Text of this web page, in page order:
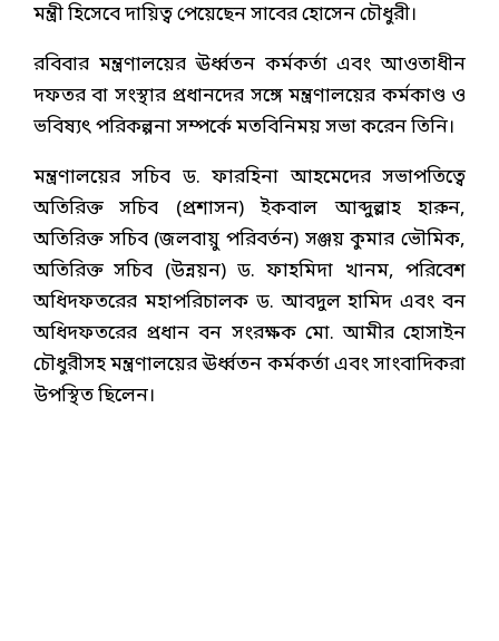
মন্ত্রী হিসেবে দায়িত্ব পেয়েছেন সাবের হোসেন চৌধুরী।
রবিবার মন্ত্রণালয়ের ঊর্ধ্বতন কর্মকর্তা এবং আওতাধীন
দফতর বা সংস্থার প্রধানদের সঙ্গে মন্ত্রণালয়ের কর্মকাণ্ড ও
ভবিষ্যৎ পরিকল্পনা সম্পর্কে মতবিনিময় সভা করেন তিনি।
মন্ত্রণালয়ের সচিব ড. ফারহিনা আহমেদের সভাপতিত্বে
অতিরিক্ত সচিব (প্রশাসন) ইকবাল আব্দুল্লাহ হারুন,
অতিরিক্ত সচিব (জলবায়ু পরিবর্তন) সঞ্জয় কুমার ভৌমিক,
অতিরিক্ত সচিব (উন্নয়ন) ড. ফাহমিদা খানম, পরিবেশ
অধিদফতরের মহাপরিচালক ড. আবদুল হামিদ এবং বন
অধিদফতরের প্রধান বন সংরক্ষক মো. আমীর হোসাইন
চৌধুরীসহ মন্ত্রণালয়ের ঊর্ধ্বতন কর্মকর্তা এবং সাংবাদিকরা
উপস্থিত ছিলেন।